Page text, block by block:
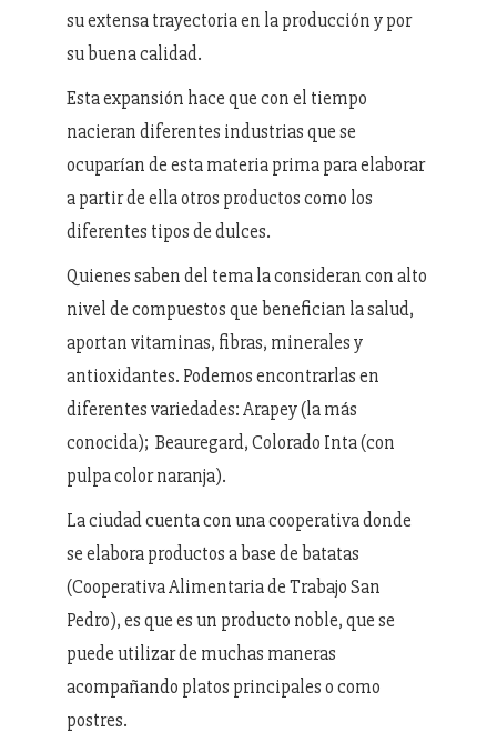
su extensa trayectoria en la producción y por
su buena calidad.
Esta expansión hace que con el tiempo
nacieran diferentes industrias que se
ocuparían de esta materia prima para elaborar
a partir de ella otros productos como los
diferentes tipos de dulces.
Quienes saben del tema la consideran con alto
nivel de compuestos que benefician la salud,
aportan vitaminas, fibras, minerales y
antioxidantes. Podemos encontrarlas en
diferentes variedades: Arapey (la más
conocida); Beauregard, Colorado Inta (con
pulpa color naranja).
La ciudad cuenta con una cooperativa donde
se elabora productos a base de batatas
(Cooperativa Alimentaria de Trabajo San
Pedro), es que es un producto noble, que se
puede utilizar de muchas maneras
acompañando platos principales o como
postres.